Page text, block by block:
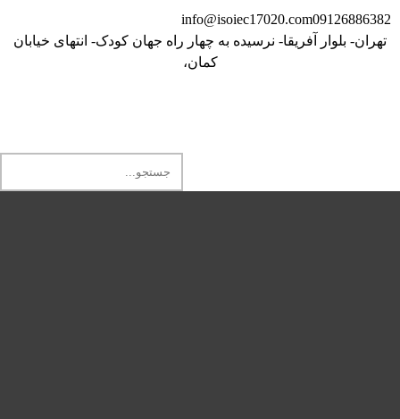
09126886382
info@isoiec17020.com
تهران- بلوار آفریقا- نرسیده به چهار راه جهان کودک- انتهای خیابان
کمان،